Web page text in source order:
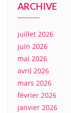
ARCHIVE
juillet 2026
juin 2026
mai 2026
avril 2026
mars 2026
février 2026
janvier 2026